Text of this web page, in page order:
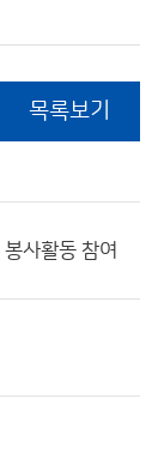
목록보기
사활동 참여